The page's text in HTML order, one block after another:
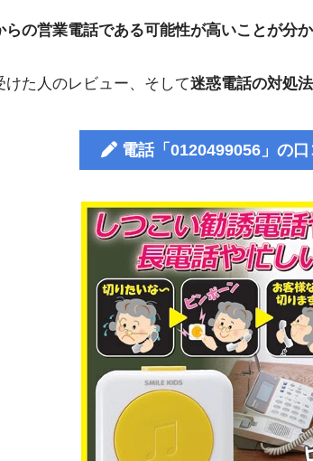
の営業電話である可能性が高いことが分か
た人のレビュー、そして迷惑電話の対処
電話「0120499056」の